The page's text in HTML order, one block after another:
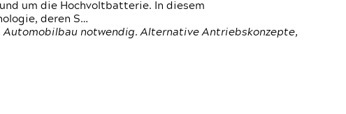
um die Hochvoltbatterie. In diesem
deren S…
Automobilbau notwendig. Alternative Antriebskonzepte,